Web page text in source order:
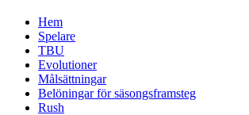
Hem
Spelare
TBU
Evolutioner
Målsättningar
Belöningar för säsongsframsteg
Rush